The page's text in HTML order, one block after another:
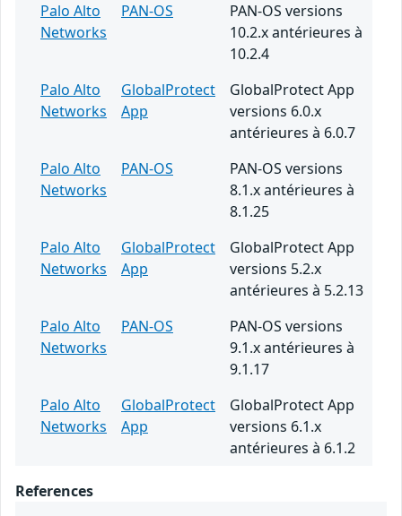
Palo Alto
Networks
PAN-OS
PAN-OS versions
10.2.x antérieures à
10.2.4
Palo Alto
Networks
GlobalProtect
App
GlobalProtect App
versions 6.0.x
antérieures à 6.0.7
Palo Alto
Networks
PAN-OS
PAN-OS versions
8.1.x antérieures à
8.1.25
Palo Alto
Networks
GlobalProtect
App
GlobalProtect App
versions 5.2.x
antérieures à 5.2.13
Palo Alto
Networks
PAN-OS
PAN-OS versions
9.1.x antérieures à
9.1.17
Palo Alto
Networks
GlobalProtect
App
GlobalProtect App
versions 6.1.x
antérieures à 6.1.2
References